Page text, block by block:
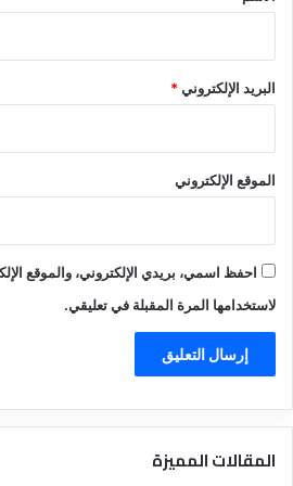
البريد الإلكتروني*
الموقع الإلكتروني
احفظ اسمي، بريدي الإلكتروني، والموقع
لاستخدامها المرة المقبلة في تعليقي.
المقالات المميزة